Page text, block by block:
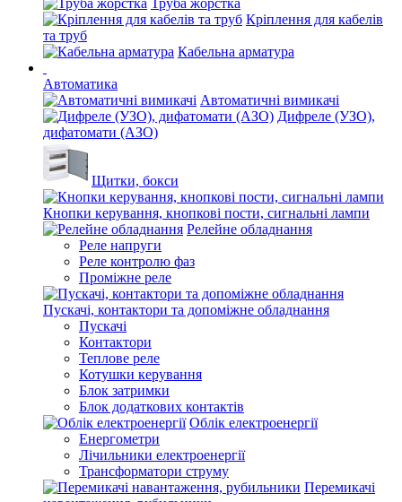
Труба жорстка
Кріплення для кабелів
та труб
Кабельна арматура
Автоматика
Автоматичні вимикачі
Дифреле (УЗО),
дифатомати (АЗО)
Щитки, бокси
Кнопки керування, кнопкові пости, сигнальні лампи
Релейне обладнання
Реле напруги
Реле контролю фаз
Проміжне реле
Пускачі, контактори та допоміжне обладнання
Пускачі
Контактори
Теплове реле
Котушки керування
Блок затримки
Блок додаткових контактів
Облік електроенергії
Енергометри
Лічильники електроенергії
Трансформатори струму
Перемикачі